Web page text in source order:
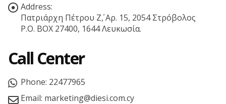
Address:
Πατριάρχη Πέτρου Ζ΄, Αρ. 15, 2054 Στρόβολος
P.O. BOX 27400, 1644 Λευκωσία.
Call Center
Phone: 22477965
Email: marketing@diesi.com.cy